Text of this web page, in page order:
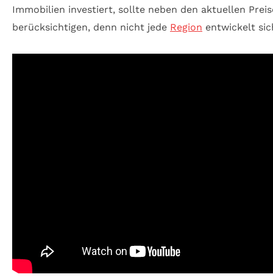
Immobilien investiert, sollte neben den aktuellen
berücksichtigen, denn nicht jede Region entwickelt